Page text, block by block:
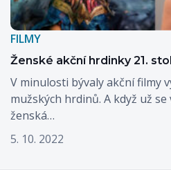
FILMY
Ženské akční hrdinky 21.
V minulosti bývaly akční filmy
mužských hrdinů. A když už
ženská…
5. 10. 2022